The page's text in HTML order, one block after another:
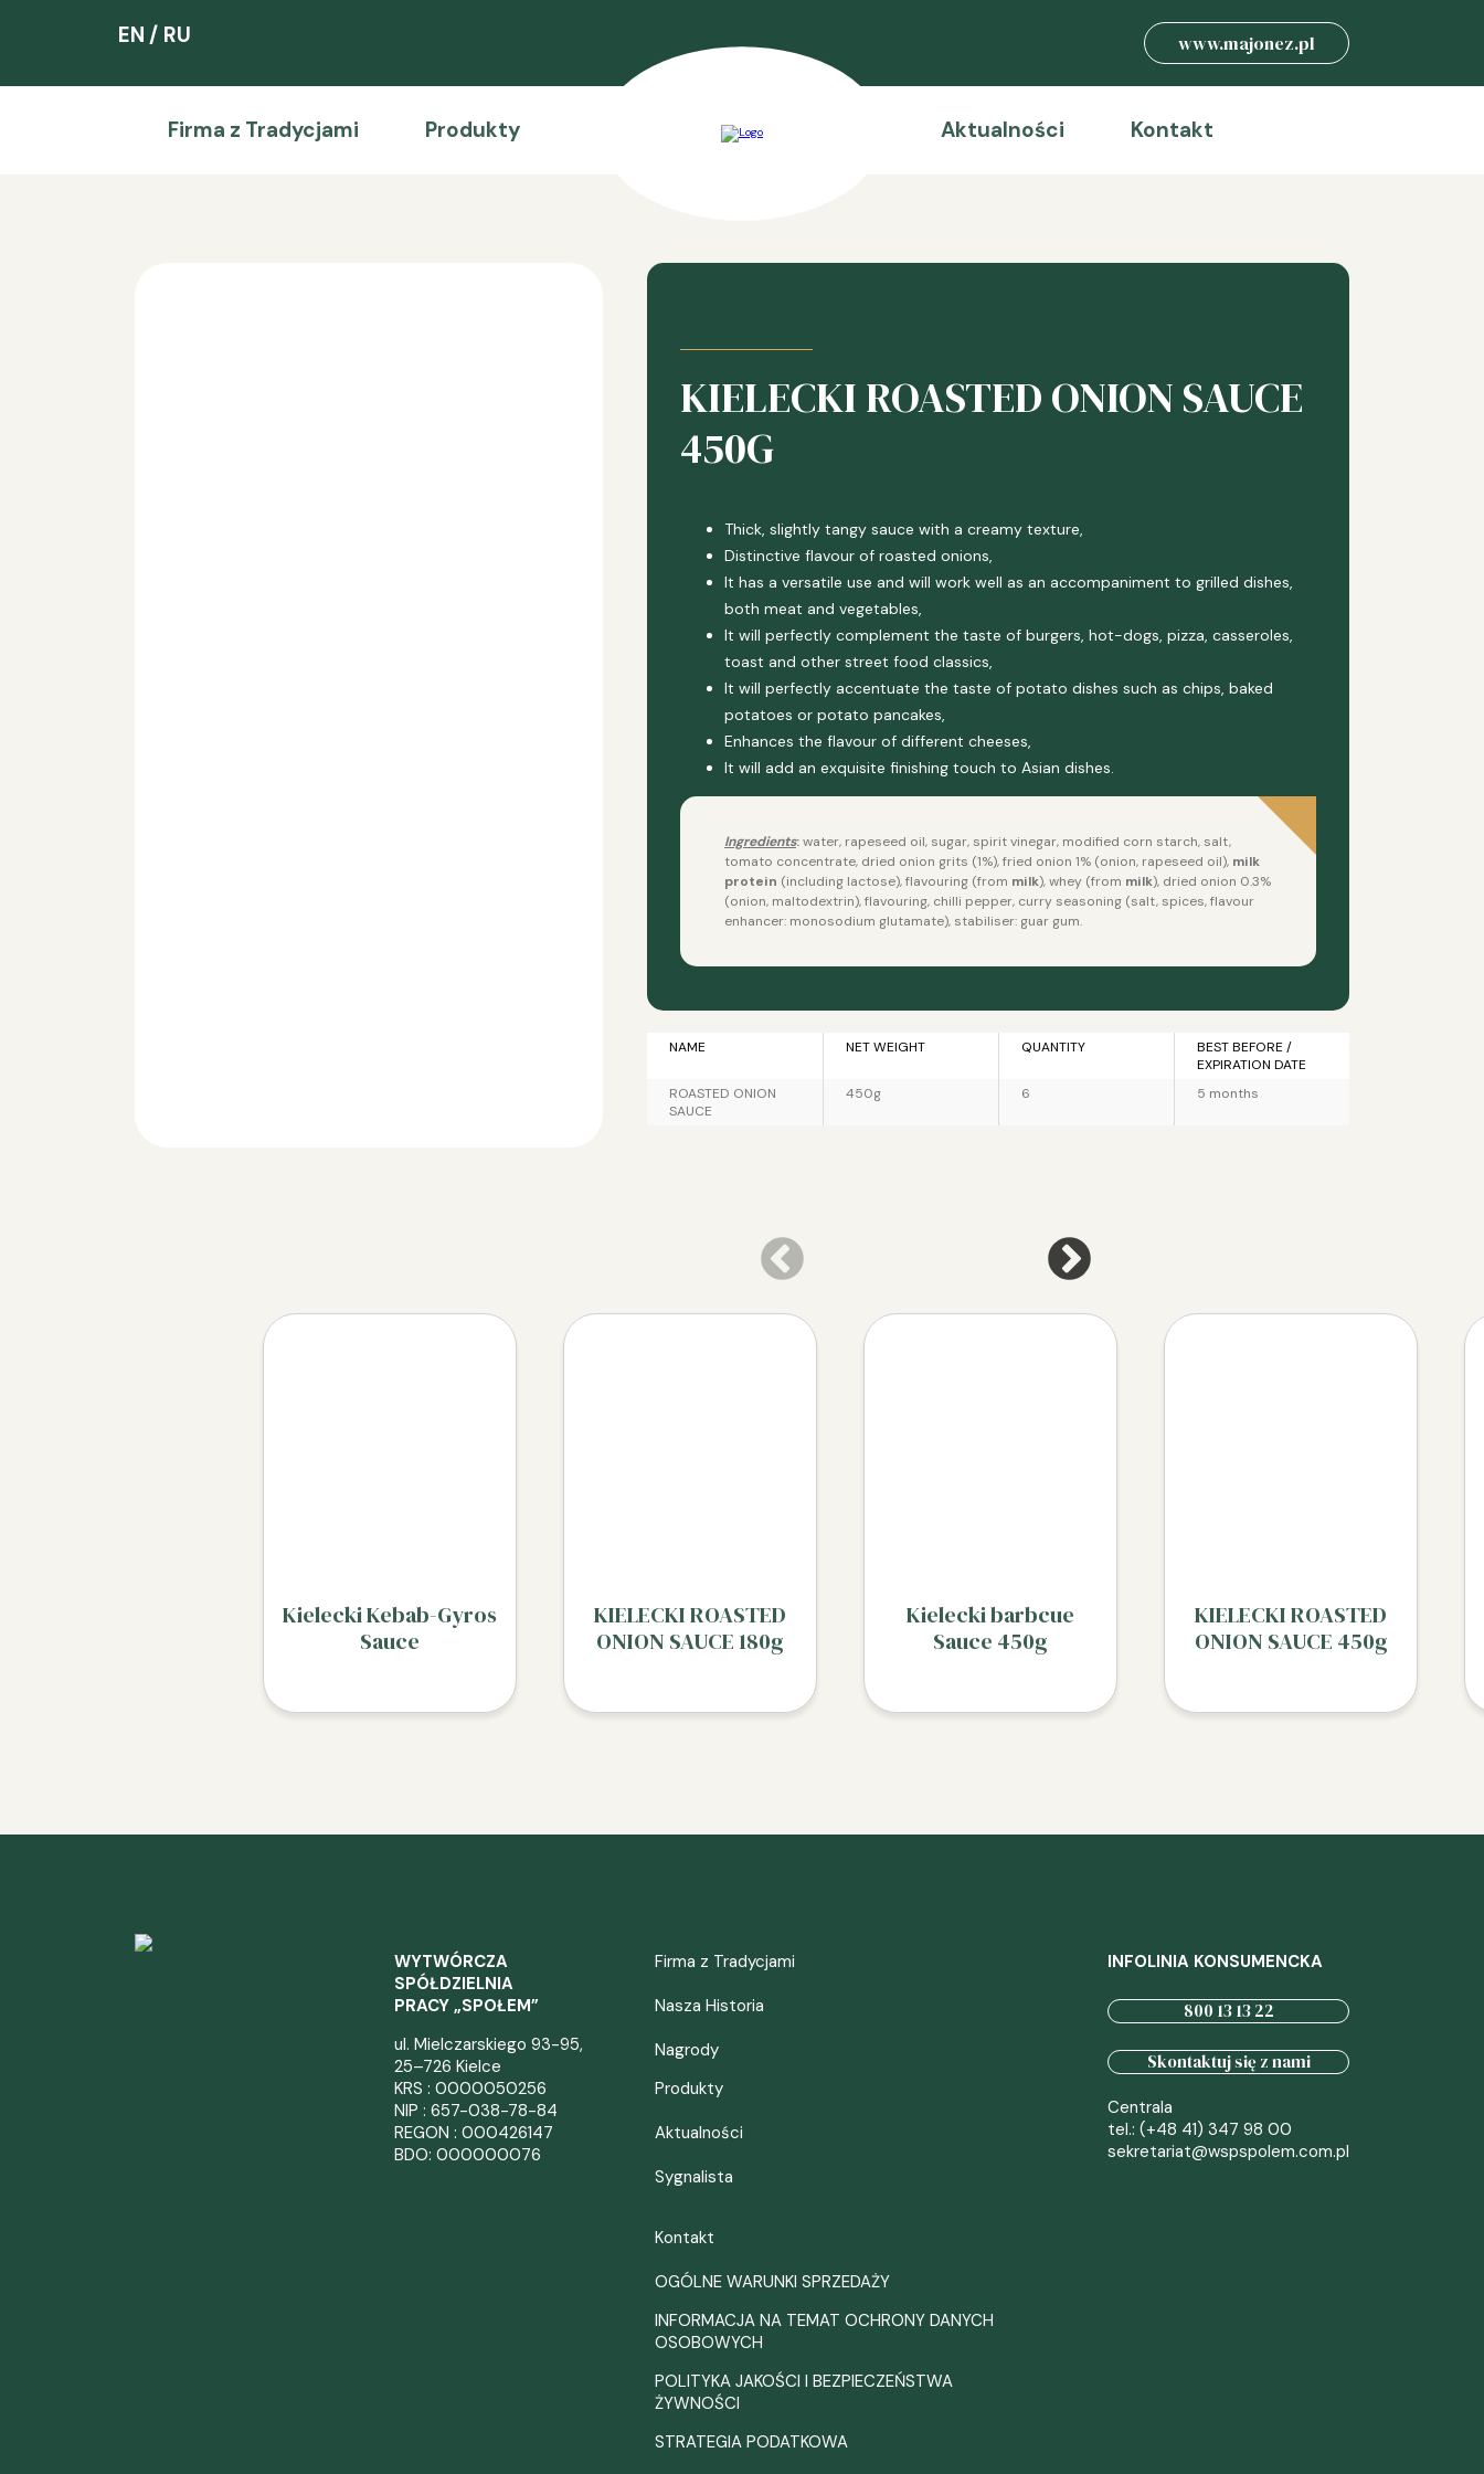
EN RU www.majonez.pl
Firma z Tradycjami Produkty Aktualności Kontakt
KIELECKI ROASTED ONION SAUCE
450G
Thick, slightly tangy sauce with a creamy texture,
Distinctive flavour of roasted onions,
It has a versatile use and will work well as an accompaniment to grilled dishes,
both meat and vegetables,
It will perfectly complement the taste of burgers, hot-dogs, pizza, casseroles,
toast and other street food classics,
It will perfectly accentuate the taste of potato dishes such as chips, baked
potatoes or potato pancakes,
Enhances the flavour of different cheeses,
It will add an exquisite finishing touch to Asian dishes.
Ingredients:water, rapeseed oil, sugar, spirit vinegar, modified corn starch, salt,
tomato concentrate, dried onion grits (1%), fried onion 1% (onion, rapeseed oil), milk
protein (including lactose), flavouring (from milk), whey (from milk), dried onion 0.3%
(onion, maltodextrin), flavouring, chilli pepper, curry seasoning (salt, spices, flavour
enhancer: monosodium glutamate), stabiliser: guar gum.
NAME NET WEIGHT QUANTITY
BEST BEFORE /
EXPIRATION DATE
ROASTED ONION
SAUCE
450g 6 5 months
Kielecki Kebab-Gyros
Sauce
KIELECKI ROASTED
ONION SAUCE 180g
Kielecki barbcue
Sauce 450g
KIELECKI ROASTED
ONION SAUCE 450g
WYTWÓRCZA
SPÓŁDZIELNIA
PRACY „SPOŁEM”
ul. Mielczarskiego 93-95,
25–726 Kielce
KRS : 0000050256
NIP : 657-038-78-84
REGON : 000426147
BDO: 000000076
Firma z Tradycjami
Nasza Historia
Nagrody
Produkty
Aktualności
Sygnalista
Kontakt
OGÓLNE WARUNKI SPRZEDAŻY
INFORMACJA NA TEMAT OCHRONY DANYCH
OSOBOWYCH
POLITYKA JAKOŚCI I BEZPIECZEŃSTWA
ŻYWNOŚCI
STRATEGIA PODATKOWA
INFOLINIA KONSUMENCKA
800 13 13 22
Skontaktuj się z nami
Centrala
tel.: (+48 41) 347 98 00
sekretariat@wspspolem.com.pl